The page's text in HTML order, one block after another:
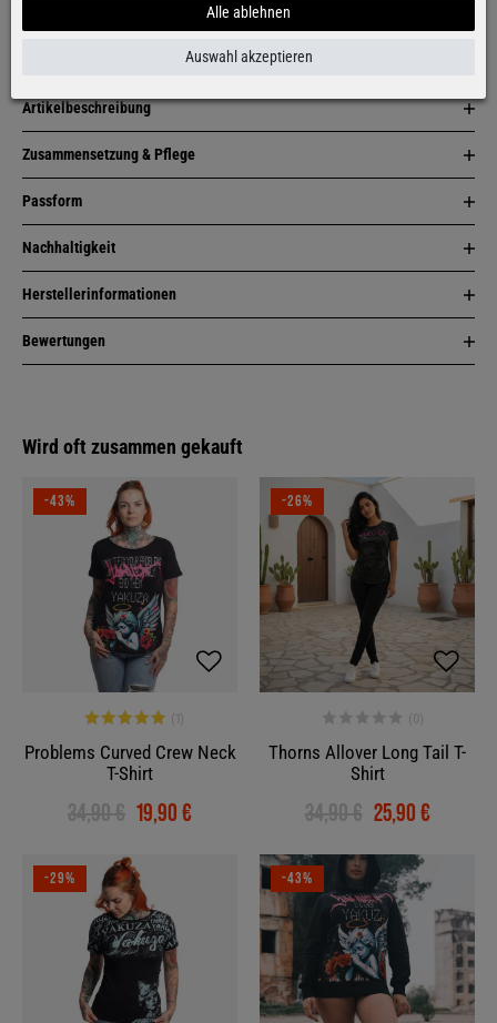
Artikelbeschreibung
Zusammensetzung & Pflege
Passform
Nachhaltigkeit
Herstellerinformationen
Bewertungen
Wird oft zusammen gekauft
-43%
Problems Curved Crew Neck
T-Shirt
34,90 € 19,90 €
-26%
Thorns Allover Long Tail T-
Shirt
34,90 € 25,90 €
-29% -43%
Alle ablehnen
Auswahl akzeptieren